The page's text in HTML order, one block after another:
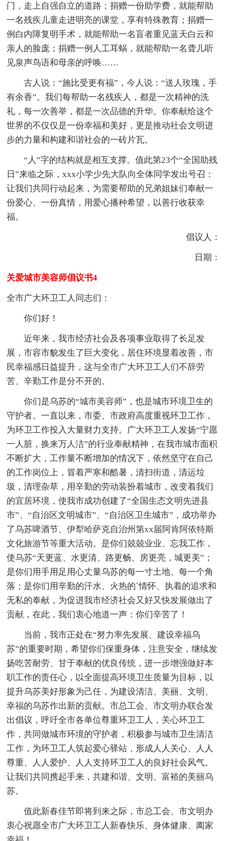
门，走上自强自立的道路；捐赠一份助学费，就能帮助
一名残疾儿童走进明亮的课堂，享有特殊教育；捐赠一
例白内障复明手术，就能帮助一名盲者重见蓝天白云和
亲人的脸庞；捐赠一例人工耳蜗，就能帮助一名聋儿听
见泉声鸟语和母亲的呼唤……
古人说：“施比受更有福”，今人说：“送人玫瑰，手
有余香”。我们每帮助一名残疾人，都是一次精神的洗
礼，每一次善举，都是一次品德的升华。你奉献给这个
世界的不仅仅是一份幸福和美好，更是推动社会文明进
步的力量和构建和谐社会的一砖片瓦。
“人”字的结构就是相互支撑。值此第23个“全国助残
日”来临之际，xxx小学少先大队向全体同学发出号召：
让我们共同行动起来，为需要帮助的兄弟姐妹们奉献一
份爱心、一份真情，用爱心播种希望，以善行收获幸
福。
倡议人：
日期：
关爱城市美容师倡议书4
全市广大环卫工人同志们：
你们好！
近年来，我市经济社会及各项事业取得了长足发
展，市容市貌发生了巨大变化，居住环境显着改善，市
民幸福感日益提升，这与全市广大环卫工人们不辞劳
苦、辛勤工作是分不开的。
你们是乌苏的“城市美容师”，也是城市环境卫生的
守护者。一直以来，市委、市政府高度重视环卫工作，
为环卫工作投入大量财力支持。广大环卫工人发扬“宁愿
一人脏，换来万人洁”的行业奉献精神，在我市城市面积
不断扩大，工作量不断增加的情况下，依然坚守在自己
的工作岗位上，冒着严寒和酷暑，清扫街道，清运垃
圾，清理杂草，用辛勤的劳动装扮着城市，改变着我们
的宜居环境，使我市成功创建了“全国生态文明先进县
市”、“自治区文明城市”、“自治区卫生城市”，成功举办
了乌苏啤酒节、伊犁哈萨克自治州第xx届阿肯阿依特斯
文化旅游节等重大活动。是你们兢兢业业、忘我工作，
使乌苏“天更蓝、水更清、路更畅、房更亮，城更美”；
是你们用手用足用心丈量乌苏的每一寸土地、每一个角
落；是你们用辛勤的汗水、火热的`情怀、执着的追求和
无私的奉献，为促进我市经济社会又好又快发展做出了
贡献，在此，我们衷心地道一声：你们辛苦了！
当前，我市正处在“努力率先发展、建设幸福乌
苏”的重要时期，希望你们保重身体，注意安全，继续发
扬吃苦耐劳、甘于奉献的优良传统，进一步增强做好本
职工作的责任心，以全面提高环境卫生质量为目标，以
提升乌苏美好形象为己任，为建设清洁、美丽、文明、
幸福的乌苏作出新的贡献。市总工会、市文明办联合发
出倡议，呼吁全市各单位尊重环卫工人，关心环卫工
作，共同做城市环境的守护者，积极参与城市卫生清洁
工作，为环卫工人筑起爱心驿站，形成人人关心、人人
尊重、人人爱护、人人支持环卫工人的良好社会风气。
让我们共同携起手来，共建和谐、文明、富裕的美丽乌
苏。
值此新春佳节即将到来之际，市总工会、市文明办
衷心祝愿全市广大环卫工人新春快乐、身体健康、阖家